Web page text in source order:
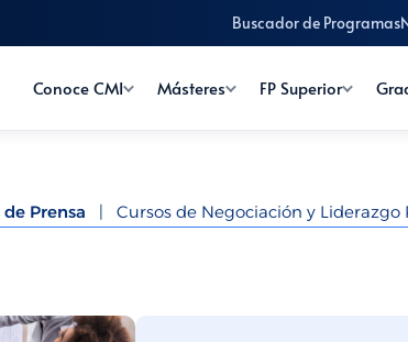
Buscador de Programas
Conoce CMI Másteres FP Superior
Prensa | Cursos de Negociación y